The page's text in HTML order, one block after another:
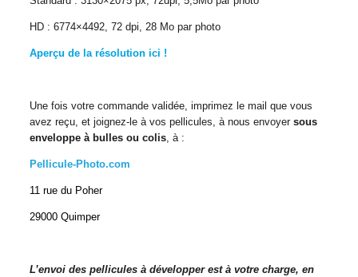
HD : 6774×4492, 72 dpi, 28 Mo par photo
Aperçu de la résolution ici !
Une fois votre commande validée, imprimez le mail que vous
avez reçu, et joignez-le à vos pellicules, à nous envoyersous
enveloppe à bulles ou colis, à :
Pellicule-Photo.com
11 rue du Poher
29000 Quimper
L’envoi des pellicules à développer est à votre charge, en